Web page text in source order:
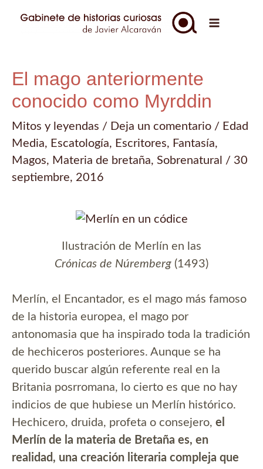
El mago anteriormente
conocido como Myrddin
Mitos y leyendas / Deja un comentario / Edad
Media, Escatología, Escritores, Fantasía,
Magos, Materia de bretaña, Sobrenatural / 30
septiembre, 2016
Ilustración de Merlín en las
Crónicas de Núremberg (1493)
Merlín, el Encantador, es el mago más famoso
de la historia europea, el mago por
antonomasia que ha inspirado toda la tradición
de hechiceros posteriores. Aunque se ha
querido buscar algún referente real en la
Britania posrromana, lo cierto es que no hay
indicios de que hubiese un Merlín histórico.
Hechicero, druida, profeta o consejero, el
Merlín de la materia de Bretaña es, en
realidad, una creación literaria compleja que